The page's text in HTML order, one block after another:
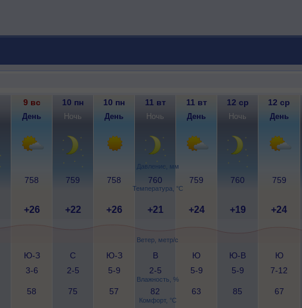
Давление, мм
Температура, °C
Ветер, метр/с
Влажность, %
Комфорт, °C
9 вс 10 пн 10 пн 11 вт 11 вт 12 ср 12 ср
День Ночь День Ночь День Ночь День
758 759 758 760 759 760 759
+26 +22 +26 +21 +24 +19 +24
Ю-З
3-6
С
2-5
Ю-З
5-9
В
2-5
Ю
5-9
Ю-В
5-9
Ю
7-12
58 75 57 82 63 85 67